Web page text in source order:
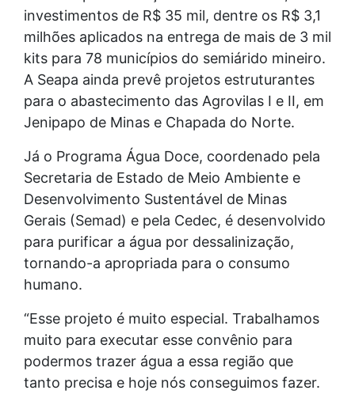
investimentos de R$ 35 mil, dentre os R$ 3,1
milhões aplicados na entrega de mais de 3 mil
kits para 78 municípios do semiárido mineiro.
A Seapa ainda prevê projetos estruturantes
para o abastecimento das Agrovilas I e II, em
Jenipapo de Minas e Chapada do Norte.
Já o Programa Água Doce, coordenado pela
Secretaria de Estado de Meio Ambiente e
Desenvolvimento Sustentável de Minas
Gerais (Semad) e pela Cedec, é desenvolvido
para purificar a água por dessalinização,
tornando-a apropriada para o consumo
humano.
“Esse projeto é muito especial. Trabalhamos
muito para executar esse convênio para
podermos trazer água a essa região que
tanto precisa e hoje nós conseguimos fazer.